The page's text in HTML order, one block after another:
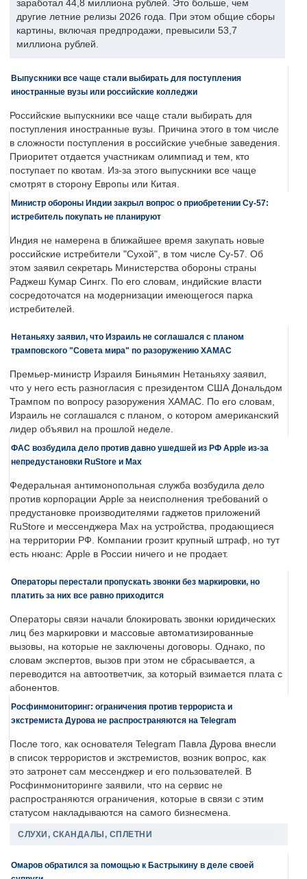
заработал 44,8 миллиона рублей. Это больше, чем
другие летние релизы 2026 года. При этом общие сборы
картины, включая предпродажи, превысили 53,7
миллиона рублей.
Выпускники все чаще стали выбирать для поступления
иностранные вузы или российские колледжи
Российские выпускники все чаще стали выбирать для
поступления иностранные вузы. Причина этого в том числе
в сложности поступления в российские учебные заведения.
Приоритет отдается участникам олимпиад и тем, кто
поступает по квотам. Из-за этого выпускники все чаще
смотрят в сторону Европы или Китая.
Министр обороны Индии закрыл вопрос о приобретении Су-57:
истребитель покупать не планируют
Индия не намерена в ближайшее время закупать новые
российские истребители "Сухой", в том числе Су-57. Об
этом заявил секретарь Министерства обороны страны
Раджеш Кумар Сингх. По его словам, индийские власти
сосредоточатся на модернизации имеющегося парка
истребителей.
Нетаньяху заявил, что Израиль не соглашался с планом
трамповского "Совета мира" по разоружению ХАМАС
Премьер-министр Израиля Биньямин Нетаньяху заявил,
что у него есть разногласия с президентом США Дональдом
Трампом по вопросу разоружения ХАМАС. По его словам,
Израиль не соглашался с планом, о котором американский
лидер объявил на прошлой неделе.
ФАС возбудила дело против давно ушедшей из РФ Apple из-за
непредустановки RuStore и Max
Федеральная антимонопольная служба возбудила дело
против корпорации Apple за неисполнения требований о
предустановке производителями гаджетов приложений
RuStore и мессенджера Max на устройства, продающиеся
на территории РФ. Компании грозит крупный штраф, но тут
есть нюанс: Apple в России ничего и не продает.
Операторы перестали пропускать звонки без маркировки, но
платить за них все равно приходится
Операторы связи начали блокировать звонки юридических
лиц без маркировки и массовые автоматизированные
вызовы, на которые не заключены договоры. Однако, по
словам экспертов, вызов при этом не сбрасывается, а
переводится на автоответчик, за который взимается плата с
абонентов.
Росфинмониторинг: ограничения против террориста и
экстремиста Дурова не распространяются на Telegram
После того, как основателя Telegram Павла Дурова внесли
в список террористов и экстремистов, возник вопрос, как
это затронет сам мессенджер и его пользователей. В
Росфинмониторинге заявили, что на сервис не
распространяются ограничения, которые в связи с этим
статусом накладываются на самого бизнесмена.
СЛУХИ, СКАНДАЛЫ, СПЛЕТНИ
Омаров обратился за помощью к Бастрыкину в деле своей